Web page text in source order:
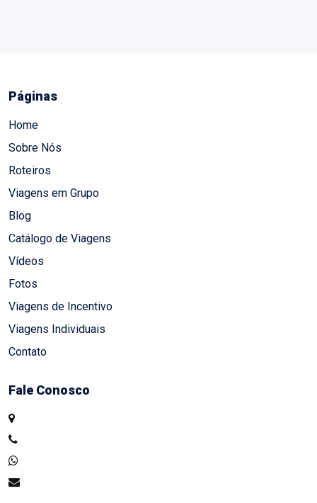
Páginas
Home
Sobre Nós
Roteiros
Viagens em Grupo
Blog
Catálogo de Viagens
Vídeos
Fotos
Viagens de Incentivo
Viagens Individuais
Contato
Fale Conosco